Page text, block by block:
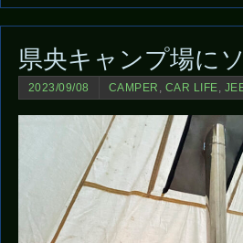
県央キャンプ場に
2023/09/08 CAMPER , CAR LIFE,